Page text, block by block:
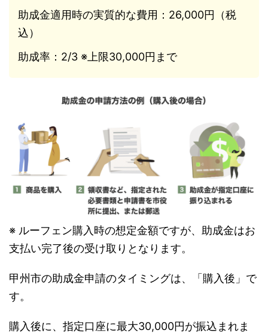
助成金適用時の実質的な費用：26,000円（税
込）
助成率：2/3 ※上限30,000円まで
※ ルーフェン購入時の想定金額ですが、助成金はお
支払い完了後の受け取りとなります。
甲州市の助成金申請のタイミングは、「購入後」で
す。
購入後に、指定口座に最大30,000円が振込まれま